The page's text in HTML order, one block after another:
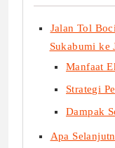
Jalan Tol
Sukabumi ke
Manfaat
Strategi
Dampak
Apa